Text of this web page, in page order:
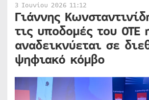
3 Ιουνίου 2026 11:12
Γιάννης
τις υποδομές του ΟΤΕ
αναδεικνύεται σε
ψηφιακό κόμβο